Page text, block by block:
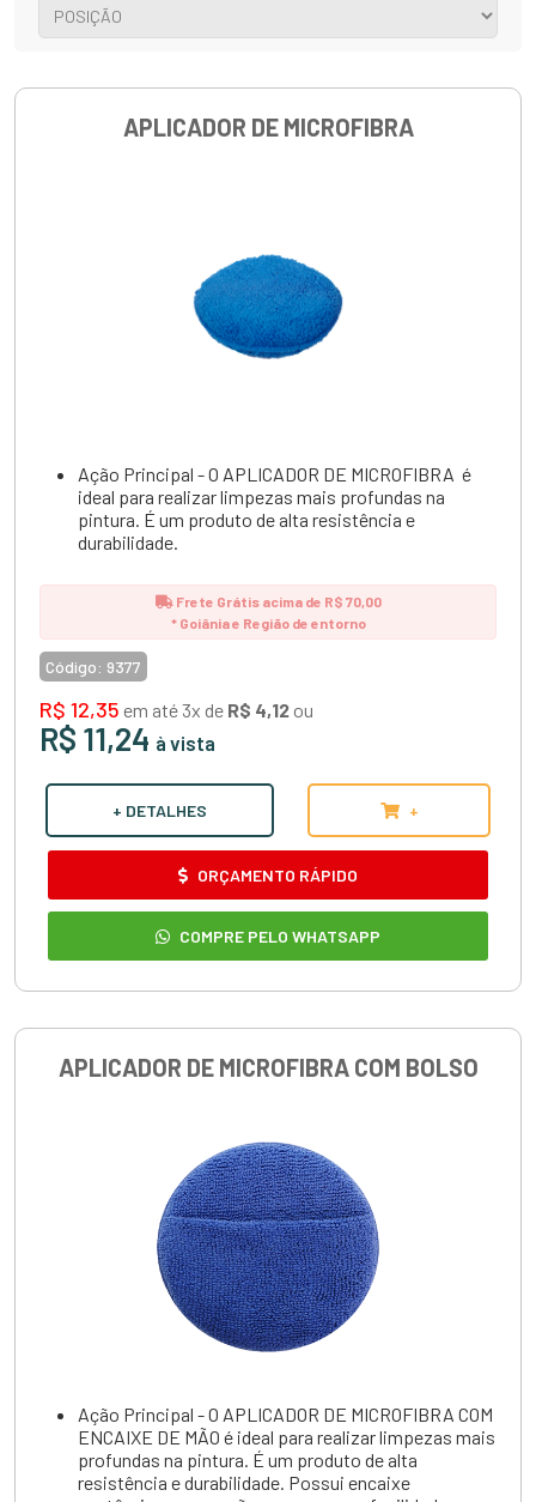
APLICADOR DE MICROFIBRA
Ação Principal - O APLICADOR DE MICROFIBRA é
ideal para realizar limpezas mais profundas na
pintura. É um produto de alta resistência e
durabilidade.
Frete Grátis acima de R$ 70,00
* Goiânia e Região de entorno
Código: 9377
R$ 12,35 em até 3x de R$ 4,12 ou
R$ 11,24 à vista
+ DETALHES +
ORÇAMENTO RÁPIDO
COMPRE PELO WHATSAPP
APLICADOR DE MICROFIBRA COM BOLSO
Ação Principal - O APLICADOR DE MICROFIBRA COM
ENCAIXE DE MÃO é ideal para realizar limpezas mais
profundas na pintura. É um produto de alta
resistência e durabilidade. Possui encaixe